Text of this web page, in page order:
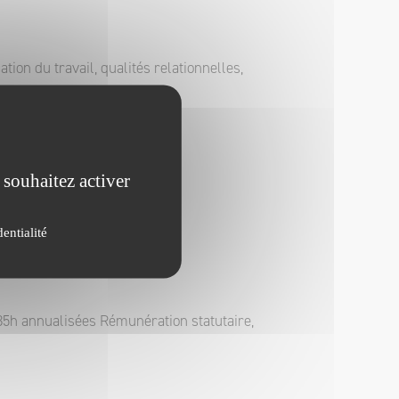
du travail, qualités relationnelles,
annualisées Rémunération statutaire,
activer